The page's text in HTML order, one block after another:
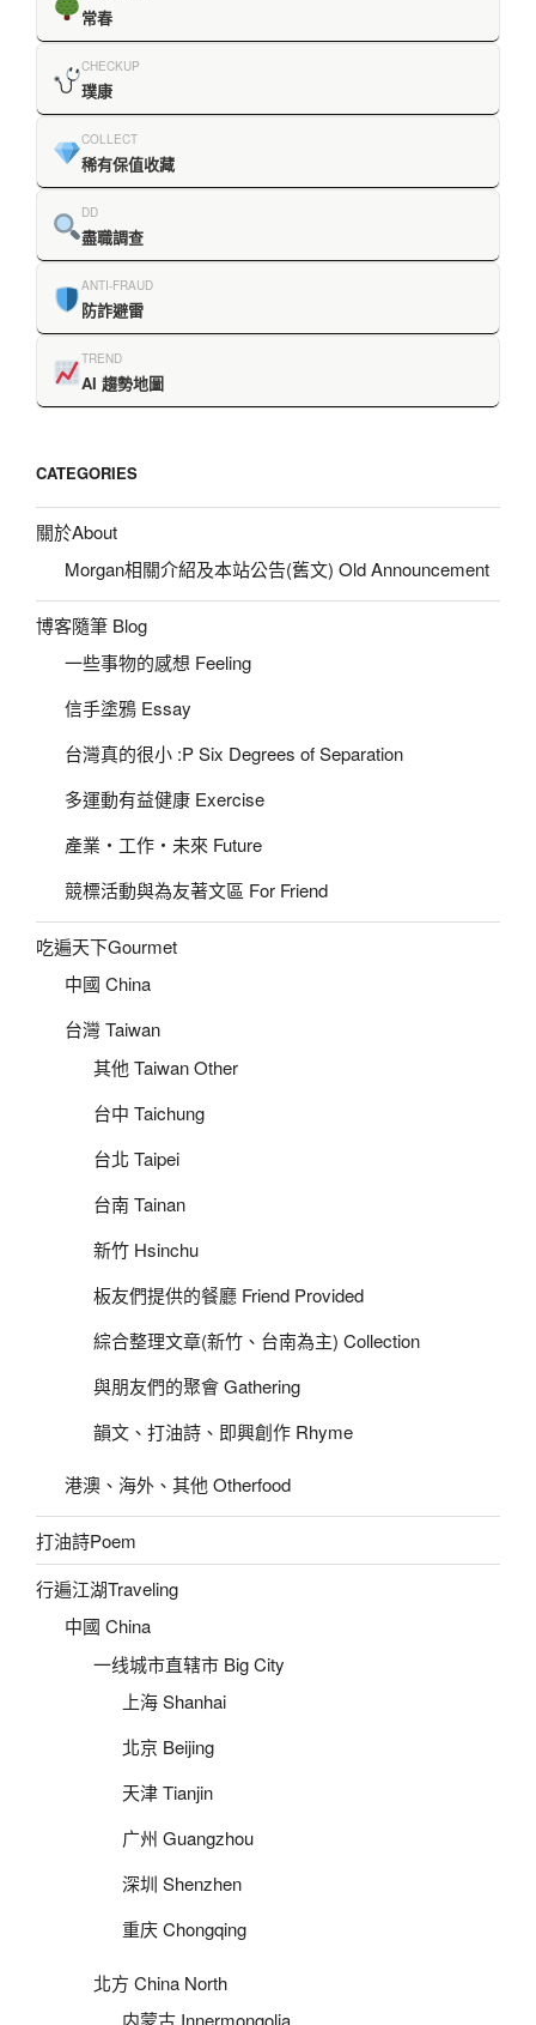
常春
CHECKUP
璞康
COLLECT
稀有保值收藏
DD
盡職調查
ANTI-FRAUD
防詐避雷
TREND
AI 趨勢地圖
CATEGORIES
關於About
Morgan相關介紹及本站公告(舊文) Old Announcement
博客隨筆 Blog
一些事物的感想 Feeling
信手塗鴉 Essay
台灣真的很小 :P Six Degrees of Separation
多運動有益健康 Exercise
產業‧工作‧未來 Future
競標活動與為友著文區 For Friend
吃遍天下Gourmet
中國 China
台灣 Taiwan
其他 Taiwan Other
台中 Taichung
台北 Taipei
台南 Tainan
新竹 Hsinchu
板友們提供的餐廳 Friend Provided
綜合整理文章(新竹、台南為主) Collection
與朋友們的聚會 Gathering
韻文、打油詩、即興創作 Rhyme
港澳、海外、其他 Otherfood
打油詩Poem
行遍江湖Traveling
中國 China
一线城市直辖市 Big City
上海 Shanhai
北京 Beijing
天津 Tianjin
广州 Guangzhou
深圳 Shenzhen
重庆 Chongqing
北方 China North